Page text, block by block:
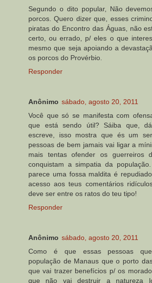
Segundo o dito popular, Não
porcos. Quero dizer que, esses
piratas do Encontro das Águas, não
certo, ou errado, p/ eles o que
mesmo que seja apoiando a
os porcos do Provérbio.
Responder
Anônimo sábado, agosto 20, 2011
Você que só se manifesta com
que está sendo útil? Sáiba que,
escreve, isso mostra que és um
pessoas de bem jamais vai ligar a
mais tentas ofender os guerreiros
conquistam a simpatia da
parece uma fossa maldita é
acesso aos teus comentários
deve ser entre os ratos do teu tipo!
Responder
Anônimo sábado, agosto 20, 2011
Como é que essas pessoas
população de Manaus que o porto
que vai trazer benefícios p/ os
que não vai destruir a natureza